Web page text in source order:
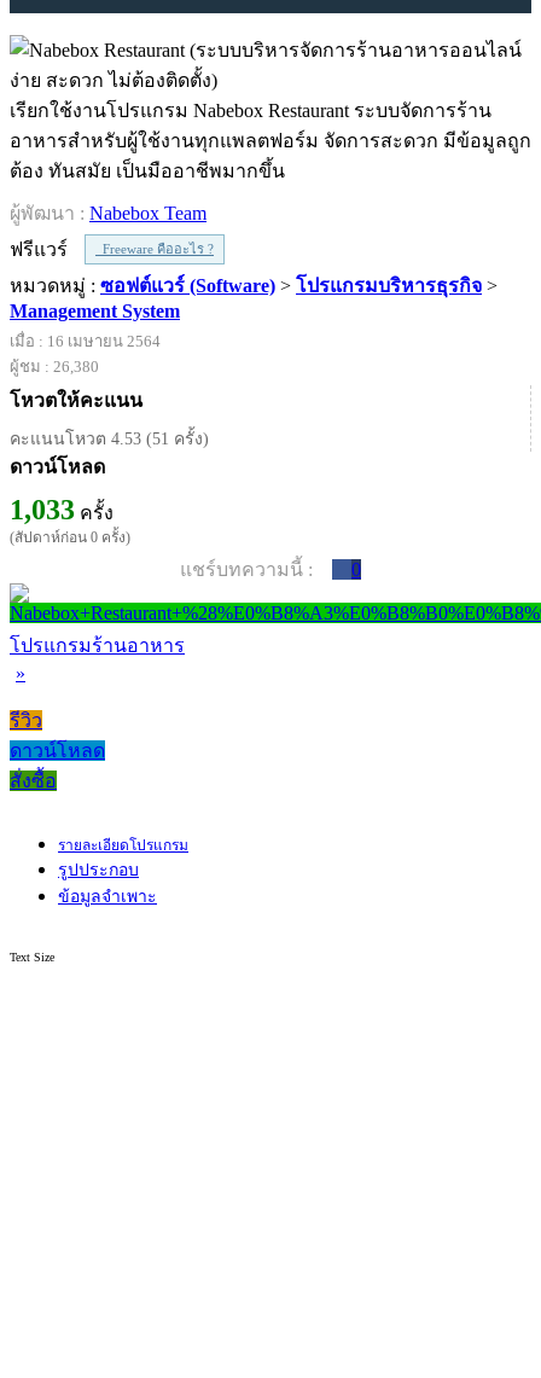
เรียกใช้งานโปรแกรม Nabebox Restaurant ระบบจัดการร้าน
อาหารสำหรับผู้ใช้งานทุกแพลตฟอร์ม จัดการสะดวก มีข้อมูลถูก
ต้อง ทันสมัย เป็นมืออาชีพมากขึ้น
ผู้พัฒนา : Nabebox Team
ฟรีแวร์
Freeware คืออะไร ?
หมวดหมู่ : ซอฟต์แวร์ (Software) > โปรแกรมบริหารธุรกิจ >
Management System
เมื่อ : 16 เมษายน 2564
ผู้ชม : 26,380
โหวตให้คะแนน
คะแนนโหวต 4.53 (51 ครั้ง)
ดาวน์โหลด
1,033 ครั้ง
(สัปดาห์ก่อน 0 ครั้ง)
แชร์บทความนี้ : 0
โปรแกรมร้านอาหาร
»
รีวิว
ดาวน์โหลด
สั่งซื้อ
รายละเอียดโปรแกรม
รูปประกอบ
ข้อมูลจำเพาะ
Text Size